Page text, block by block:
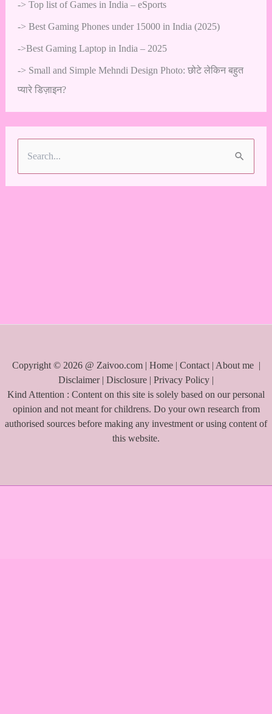
-> Top list of Games in India – eSports
-> Best Gaming Phones under 15000 in India (2025)
->Best Gaming Laptop in India – 2025
-> Small and Simple Mehndi Design Photo: छोटे लेकिन बहुत
प्यारे डिज़ाइन?
Copyright © 2026 @ Zaivoo.com | Home| Contact| About me |
Disclaimer| Disclosure | Privacy Policy |
Kind Attention : Content on this site is solely based on our personal
opinion and not meant for childrens. Do your own research from
authorised sources before making any investment or using content of
this website.